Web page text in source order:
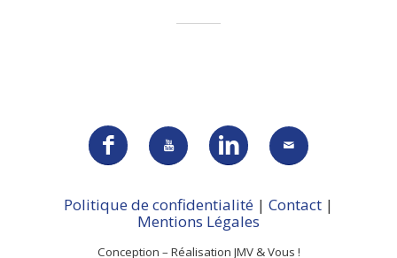
Politique de confidentialité | Contact |
Mentions Légales
Conception – Réalisation JMV & Vous !